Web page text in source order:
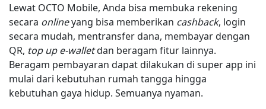
Lewat OCTO Mobile, Anda bisa membuka rekening
secara onlineyang bisa memberikan cashback, login
secara mudah, mentransfer dana, membayar dengan
QR, top up e-walletdan beragam fitur lainnya.
Beragam pembayaran dapat dilakukan di super app ini
mulai dari kebutuhan rumah tangga hingga
kebutuhan gaya hidup. Semuanya nyaman.